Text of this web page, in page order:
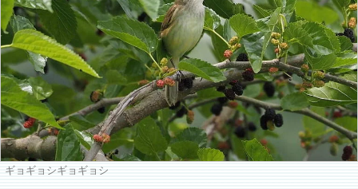
ギョギョシギョギョシ